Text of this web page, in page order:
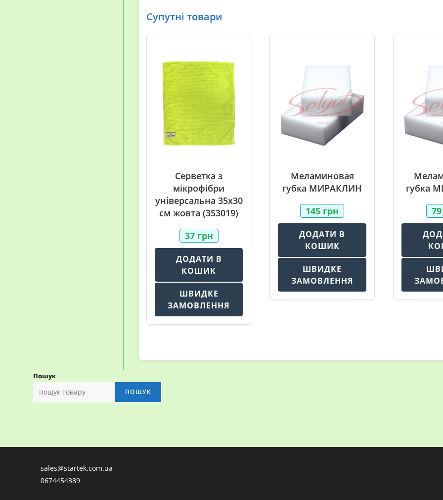
Супутні товари
Серветка з
мікрофібри
універсальна 35х30
см жовта (353019)
37 грн
ДОДАТИ В
КОШИК
ШВИДКЕ
ЗАМОВЛЕННЯ
Меламиновая
губка МИРАКЛИН
145 грн
ДОДАТИ В
КОШИК
ШВИДКЕ
ЗАМОВЛЕННЯ
губка
79
Пошук
ПОШУК
sales@startek.com.ua
0674454389